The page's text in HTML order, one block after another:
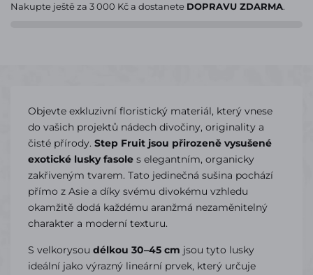
Nakupte ještě za 3 000 Kča dostanete DOPRAVU ZDARMA.
Objevte exkluzivní floristický materiál, který vnese
do vašich projektů nádech divočiny, originality a
čisté přírody. Step Fruit jsou přirozeně vysušené
exotické lusky fasole s elegantním, organicky
zakřiveným tvarem. Tato jedinečná sušina pochází
přímo z Asie a díky svému divokému vzhledu
okamžitě dodá každému aranžmá nezaměnitelný
charakter a moderní texturu.
S velkorysou délkou 30–45 cm jsou tyto lusky
ideální jako výrazný lineární prvek, který určuje